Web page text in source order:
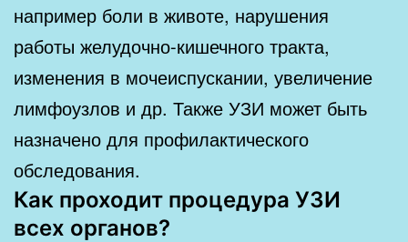
например боли в животе, нарушения
работы желудочно-кишечного тракта,
изменения в мочеиспускании, увеличение
лимфоузлов и др. Также УЗИ может быть
назначено для профилактического
обследования.
Как проходит процедура УЗИ
всех органов?